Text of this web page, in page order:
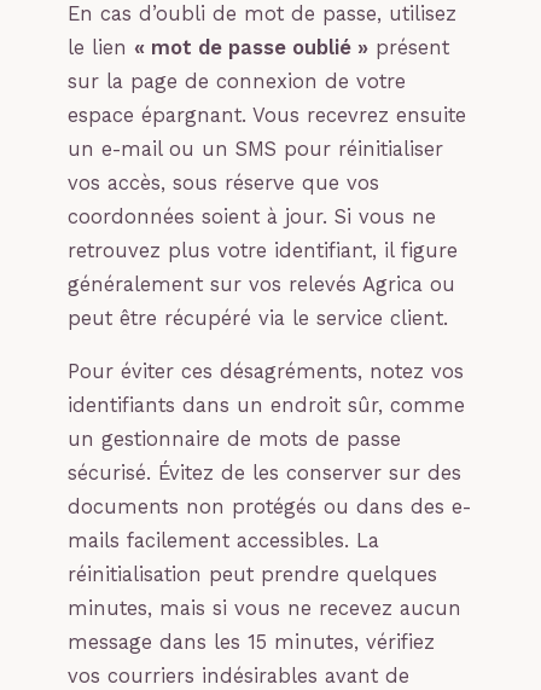
En cas d’oubli de mot de passe, utilisez
le lien « mot de passe oublié » présent
sur la page de connexion de votre
espace épargnant. Vous recevrez ensuite
un e-mail ou un SMS pour réinitialiser
vos accès, sous réserve que vos
coordonnées soient à jour. Si vous ne
retrouvez plus votre identifiant, il figure
généralement sur vos relevés Agrica ou
peut être récupéré via le service client.
Pour éviter ces désagréments, notez vos
identifiants dans un endroit sûr, comme
un gestionnaire de mots de passe
sécurisé. Évitez de les conserver sur des
documents non protégés ou dans des e-
mails facilement accessibles. La
réinitialisation peut prendre quelques
minutes, mais si vous ne recevez aucun
message dans les 15 minutes, vérifiez
vos courriers indésirables avant de